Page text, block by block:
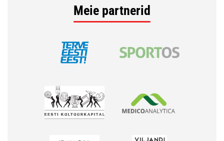
Meie partnerid